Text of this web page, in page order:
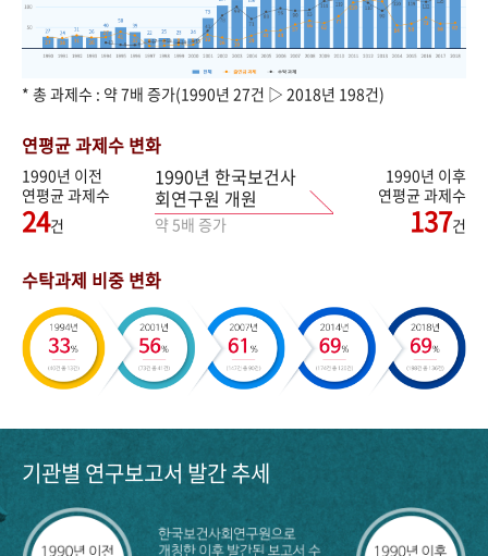
* 총 과제수 : 약 7배 증가(1990년 27건 ▷ 2018년 198건)
연평균 과제수 변화
1990년 이전
연평균 과제수
24건
1990년 한국보건사
회연구원 개원
약 5배 증가
1990년 이후
연평균 과제수
137건
수탁과제 비중 변화
기관별 연구보고서 발간 추세